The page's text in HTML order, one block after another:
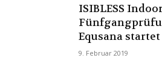
ISIBLESS
Equsana startet
9. Februar 2019